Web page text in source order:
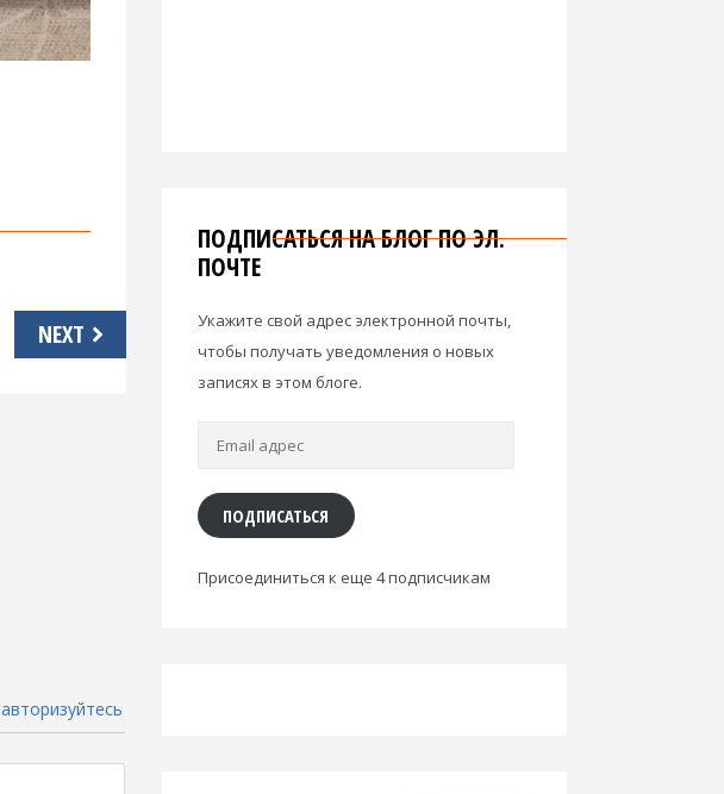
NEXT
авторизуйтесь
ПОДПИСАТЬСЯ НА БЛОГ ПО ЭЛ.
ПОЧТЕ
Укажите свой адрес электронной почты,
чтобы получать уведомления о новых
записях в этом блоге.
Email
ПОДПИСАТЬСЯ
Присоединиться к еще 4 подписчикам